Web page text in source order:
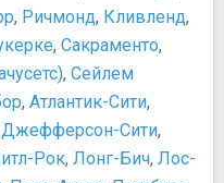
Уитни
искусства
которые стоит
, Ричмонд, Кливленд,
, Сакраменто,
, Сейлем
, Атлантик-Сити,
Джефферсон-Сити,
Рок, Лонг-Бич, Лос-